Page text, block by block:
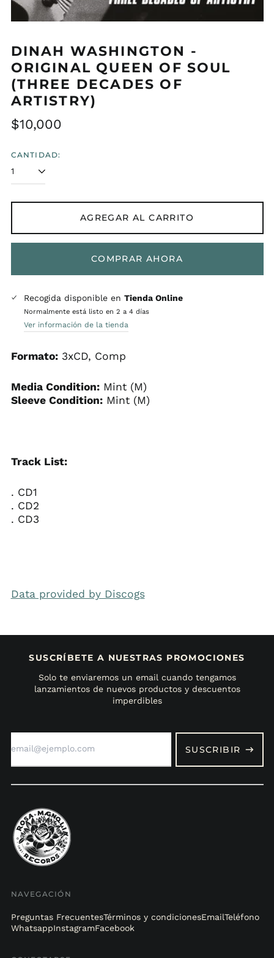
DINAH WASHINGTON -
ORIGINAL QUEEN OF SOUL
(THREE DECADES OF
ARTISTRY)
Precio
$10,000
CANTIDAD:
AGREGAR AL CARRITO
COMPRAR AHORA
Recogida disponible en Tienda Online
Normalmente está listo en 2 a 4 días
Ver información de la tienda
Formato:3xCD, Comp
Media Condition:Mint (M)
Sleeve Condition:Mint (M)
Track List:
. CD1
. CD2
. CD3
Data provided by Discogs
SUSCRÍBETE A NUESTRAS PROMOCIONES
Solo te enviaremos un email cuando tengamos
lanzamientos de nuevos productos y descuentos
imperdibles
SUSCRIBIR
NAVEGACIÓN
Preguntas FrecuentesTérminos y condicionesEmailTeléfono
WhatsappInstagramFacebook